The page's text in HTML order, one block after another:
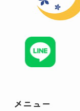
メニュー